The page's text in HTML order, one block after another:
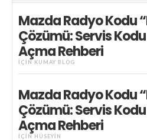
Mazda Radyo Kodu
Çözümü: Servis
Açma Rehberi
IÇIN KUMAY BLOG
Mazda Radyo Kodu
Çözümü: Servis
Açma Rehberi
IÇIN HÜSEYIN